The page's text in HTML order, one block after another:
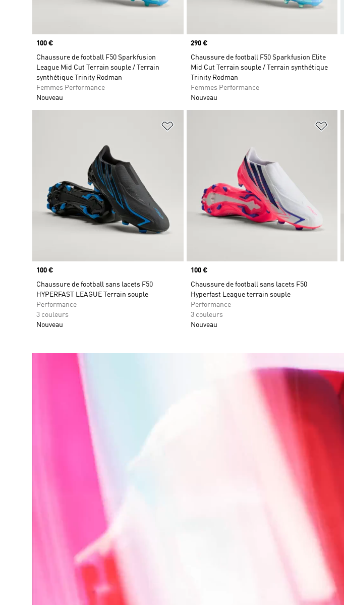
Prix
100 €
Chaussure de football F50 Sparkfusion
League Mid Cut Terrain souple / Terrain
synthétique Trinity Rodman
Femmes Performance
Nouveau
Prix
290 €
Chaussure de football F50 Sparkfusion Elite
Mid Cut Terrain souple / Terrain synthétique
Trinity Rodman
Femmes Performance
Nouveau
Prix
100 €
Chaussure de football sans lacets F50
HYPERFAST LEAGUE Terrain souple
Performance
3 couleurs
Nouveau
Prix
100 €
Chaussure de football sans lacets F50
Hyperfast League terrain souple
Performance
3 couleurs
Nouveau